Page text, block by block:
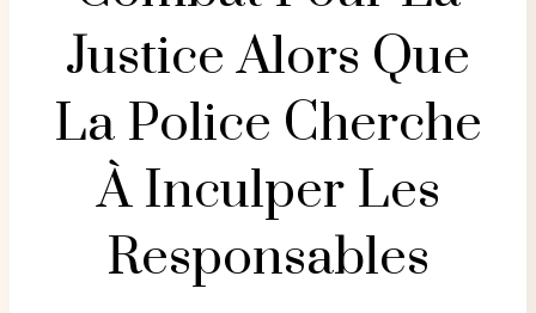
Justice Alors Que
La Police Cherche
À Inculper Les
Responsables